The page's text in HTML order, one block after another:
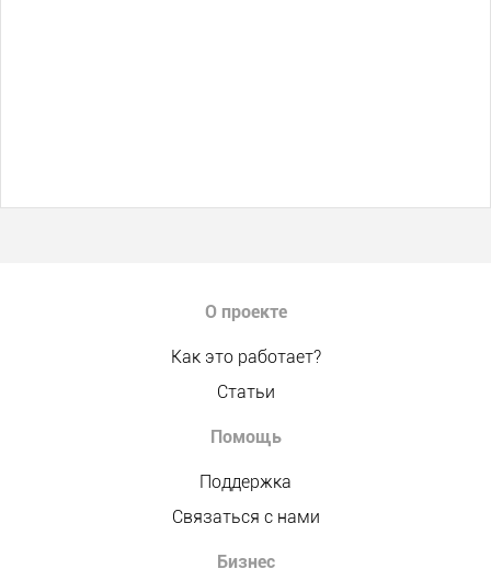
О проекте
Как это работает?
Статьи
Помощь
Поддержка
Связаться с нами
Бизнес